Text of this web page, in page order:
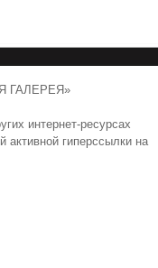
ГАЛЕРЕЯ»
интернет-ресурсах
активной гиперссылки на